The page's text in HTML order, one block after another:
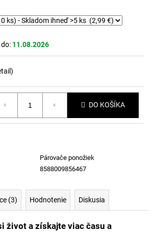
11.08.2026
)
DO KOŠÍKA
Párovače ponožiek
8588009856467
(3) Hodnotenie Diskusia
život a získajte viac času a